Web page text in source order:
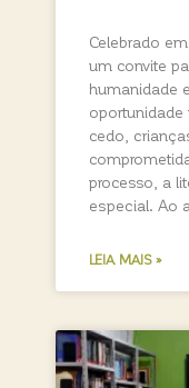
Celebrado
um convite
humanidade
oportunidade
cedo,
processo, a
especial. Ao
LEIA MAIS »